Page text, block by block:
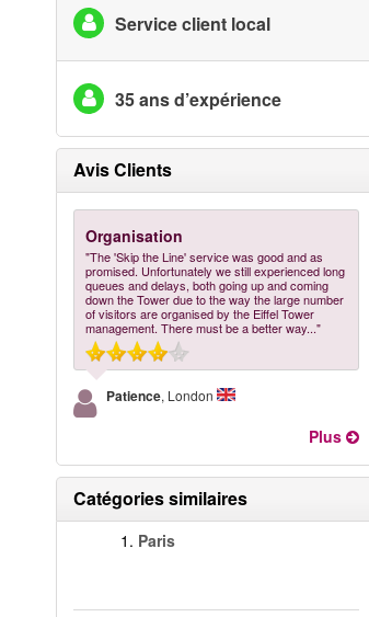
Service client local
35 ans d’expérience
Avis Clients
Organisation
"The 'Skip the Line' service was good and as
promised. Unfortunately we still experienced long
queues and delays, both going up and coming
down the Tower due to the way the large number
of visitors are organised by the Eiffel Tower
management. There must be a better way..."
Patience, London
Plus
Catégories similaires
1. Paris